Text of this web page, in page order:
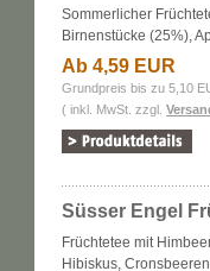
Sommerlicher
Birnenstücke (25%),
Ab 4,59 EUR
Grundpreis bis zu 5,10
( inkl. MwSt. zzgl.
Süsser Engel
Früchtetee mit
Hibiskus,